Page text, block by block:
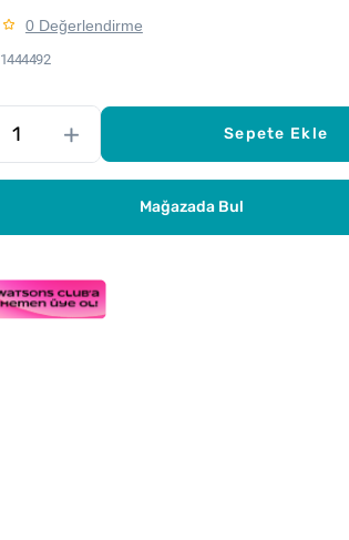
0 Değerlendirme
1444492
+ Sepete Ekle
Mağazada Bul